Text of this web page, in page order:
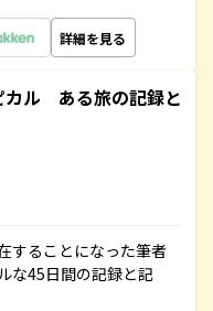
詳細を見る
カル ある旅の記録と
することになった筆者
な45日間の記録と記